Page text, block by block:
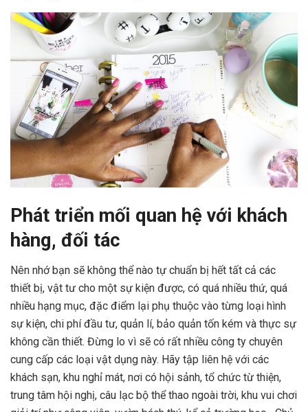
Phát triển mối quan hệ với khách
hàng, đối tác
Nên nhớ bạn sẽ không thể nào tự chuẩn bị hết tất cả các
thiết bị, vật tư cho một sự kiện được, có quá nhiều thứ, quá
nhiều hạng mục, đặc điểm lại phụ thuộc vào từng loại hình
sự kiện, chi phí đầu tư, quản lí, bảo quản tốn kém và thực sự
không cần thiết. Đừng lo vì sẽ có rất nhiều công ty chuyên
cung cấp các loại vật dụng này. Hãy tập liên hệ với các
khách sạn, khu nghỉ mát, nơi có hội sảnh, tổ chức từ thiện,
trung tâm hội nghị, câu lạc bộ thể thao ngoài trời, khu vui chơi